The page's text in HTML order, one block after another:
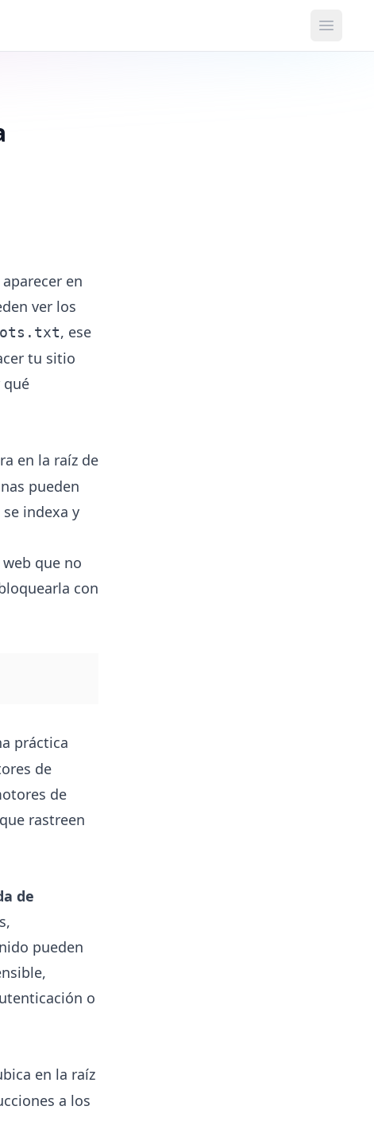
Open
en
ver los
, ese
tu sitio
qué
en la raíz de
pueden
indexa y
que no
con
práctica
de
de
rastreen
de
pueden
o
en la raíz
a los